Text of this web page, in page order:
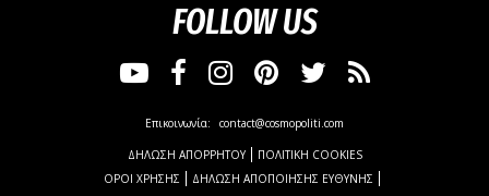
FOLLOW US
Επικοινωνία: contact@cosmopoliti.com
ΔΗΛΩΣΗ ΑΠΟΡΡΗΤΟΥ
ΠΟΛΙΤΙΚΗ COOKIES
ΟΡΟΙ ΧΡΗΣΗΣ
ΔΗΛΩΣΗ ΑΠΟΠΟΙΗΣΗΣ ΕΥΘΥΝΗΣ